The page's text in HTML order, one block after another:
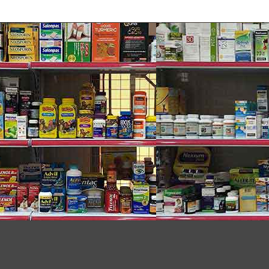
phép MegaRed dễ dàng được nhận ra và sử
dạ dày của bạn nên nó không để lại dư vị